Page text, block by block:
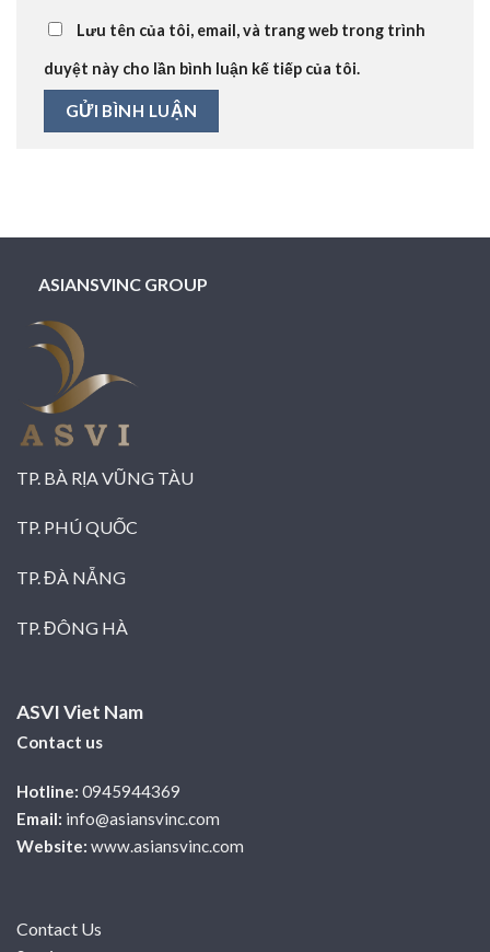
Lưu tên của tôi, email, và trang web trong trình
duyệt này cho lần bình luận kế tiếp của tôi.
ASIANSVINC GROUP
TP. BÀ RỊA VŨNG TÀU
TP. PHÚ QUỐC
TP. ĐÀ NẴNG
TP. ĐÔNG HÀ
ASVI Viet Nam
Contact us
Hotline: 0945944369
Email: info@asiansvinc.com
Website: www.asiansvinc.com
Contact Us